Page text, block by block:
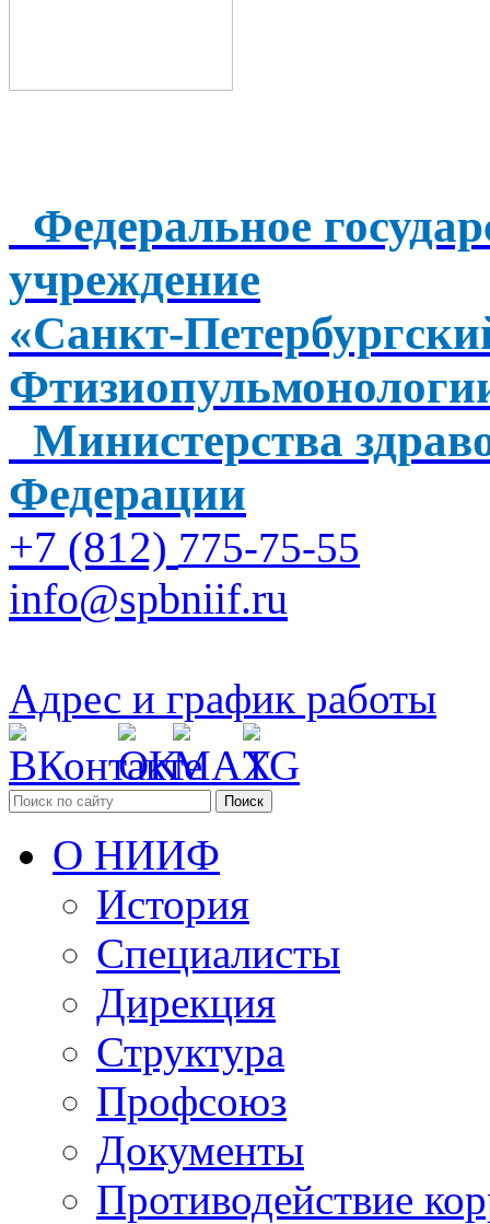
Федеральное
учреждение
«Санкт-
Министерства
Федерации
+7 (812) 775-75-55
info@spbniif.ru
Адрес и график работы
Поиск
О НИИФ
История
Специалисты
Дирекция
Структура
Профсоюз
Документы
Противодействие